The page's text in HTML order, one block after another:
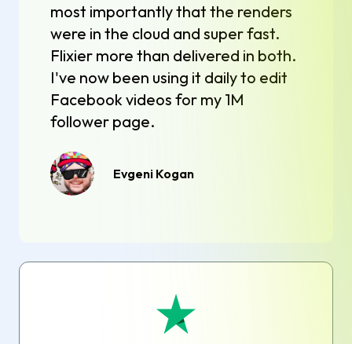
most importantly that the renders
were in the cloud and super fast.
Flixier more than delivered in both.
I've now been using it daily to edit
Facebook videos for my 1M
follower page.
Evgeni Kogan